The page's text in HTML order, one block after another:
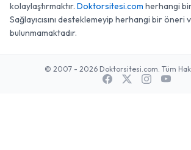
kolaylaştırmaktır. Doktorsitesi.com herhangi
Sağlayıcısını desteklemeyip herhangi bir öneri
bulunmamaktadır.
© 2007 - 2026 Doktorsitesi.com. Tüm